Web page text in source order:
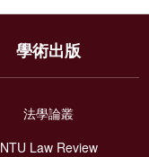
學術出版
法學論叢
NTU Law Review